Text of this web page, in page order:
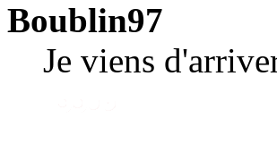
Boublin97
Je viens